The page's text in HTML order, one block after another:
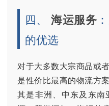
四、海运服务
的优选
对于大多数大宗商品或
是性价比最高的物流方
其是非洲、中东及东